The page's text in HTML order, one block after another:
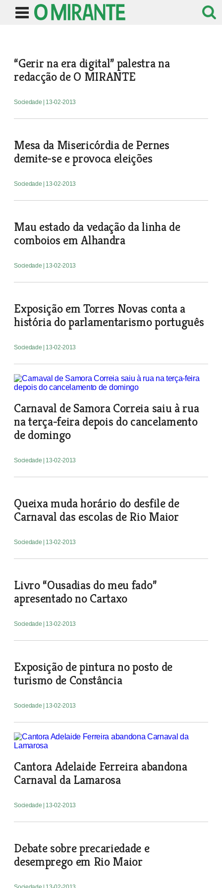
“Gerir na era digital” palestra na
redacção de O MIRANTE
Sociedade | 13-02-2013
Mesa da Misericórdia de Pernes
demite-se e provoca eleições
Sociedade | 13-02-2013
Mau estado da vedação da linha de
comboios em Alhandra
Sociedade | 13-02-2013
Exposição em Torres Novas conta a
história do parlamentarismo português
Sociedade | 13-02-2013
Carnaval de Samora Correia saiu à rua
na terça-feira depois do cancelamento
de domingo
Sociedade | 13-02-2013
Queixa muda horário do desfile de
Carnaval das escolas de Rio Maior
Sociedade | 13-02-2013
Livro “Ousadias do meu fado”
apresentado no Cartaxo
Sociedade | 13-02-2013
Exposição de pintura no posto de
turismo de Constância
Sociedade | 13-02-2013
Cantora Adelaide Ferreira abandona
Carnaval da Lamarosa
Sociedade | 13-02-2013
Debate sobre precariedade e
desemprego em Rio Maior